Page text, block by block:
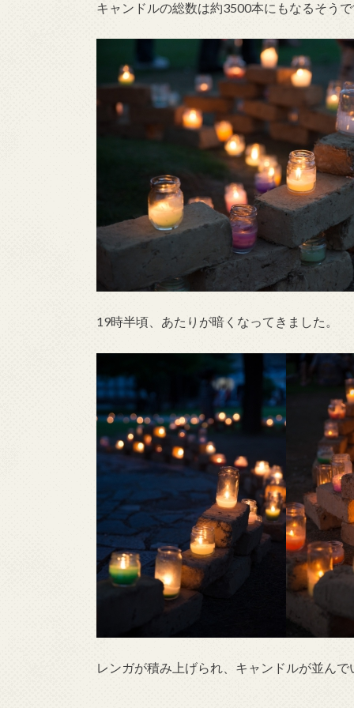
キャンドルの総数は約3500本にもなるそう
19時半頃、あたりが暗くなってきました。
レンガが積み上げられ、キャンドルが並んで